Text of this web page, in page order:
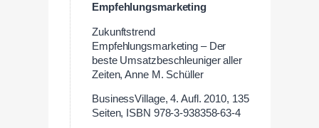
Empfehlungsmarketing
Zukunftstrend
Empfehlungsmarketing – Der
beste Umsatzbeschleuniger aller
Zeiten, Anne M. Schüller
BusinessVillage, 4. Aufl. 2010, 135
Seiten, ISBN 978-3-938358-63-4